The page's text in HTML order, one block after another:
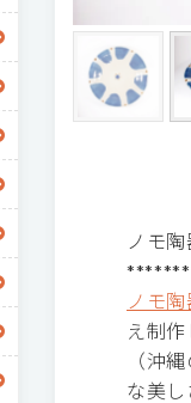
ノモ
ノモ
え制
（沖
な美